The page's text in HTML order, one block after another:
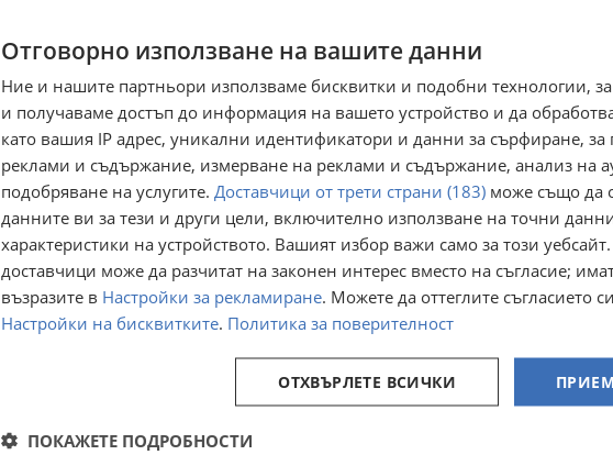
Трактор Deutz-Fahr
90
с. Софрониево, Враца
03 август
18 407€
36 000,96
Трактор Kubota
гр. Сливен
вчера
6 500€
Трактор Kioti DK
551
с. Просеник, Бургас
вчера
16 900 €
Отговорно използване на вашите данни
Ние и нашите партньори използваме бисквитки и подобни технологии,
и получаваме достъп до информация на вашето устройство и да
като вашия IP адрес, уникални идентификатори и данни за сърфиране, за
реклами и съдържание, измерване на реклами и съдържание, анализ на
подобряване на услугите. Доставчици от трети страни (183) може също да
данните ви за тези и други цели, включително използване на точни
характеристики на устройството. Вашият избор важи само за този
доставчици може да разчитат на законен интерес вместо на съгласие;
възразите в Настройки за рекламиране. Можете да оттеглите съгласието
Настройки на бисквитките. Политика за поверителност
ОТХВЪРЛЕТЕ ВСИЧКИ
ПОКАЖЕТЕ ПОДРОБНОСТИ